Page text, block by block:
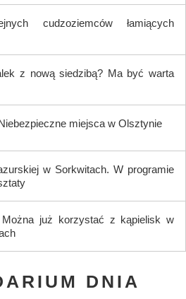
cudzoziemców łamiących
z nową siedzibą? Ma być warta
miejsca w Olsztynie
w Sorkwitach. W programie
Można już korzystać z kąpielisk w
DNIA